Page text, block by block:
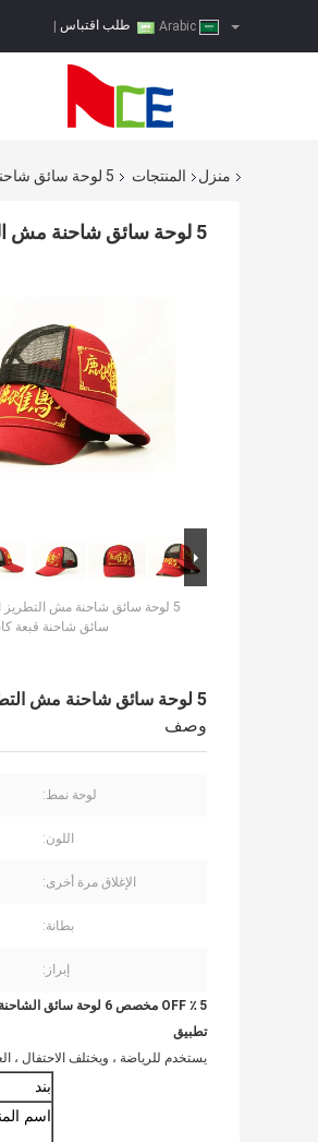
طلب اقتباس
منزل المنتجات 5 لوحة سائق شاحنة كاب
5 لوحة سائق شاحنة مش التطريز التصحيح سائق شاحنة قبعة كاب 100 ٪ نسيج القطن
5 لوحة سائق شاحنة مش التطريز
سائق شاحنة قبعة كاب 100 ٪ نسيج
5 لوحة سائق شاحنة مش التطريز التصحيح سائق شاحنة قبعة كاب 100 ٪ نسيج القطن
وصف
لوحة نمط:
اللون:
الإغلاق مرة أخرى:
بطانة:
إبراز:
5 ٪ OFF مخصص 6 لوحة سائق الشاحنة شبكة التطريز التصحيح قبعة سائق شاحنة قبعة
تطبيق
يستخدم للرياضة ، ويختلف الاحتفال ،
بند
اسم